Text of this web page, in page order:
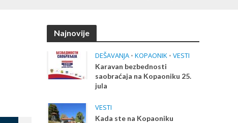
Najnovije
DEŠAVANJA • KOPAONIK • VESTI
Karavan bezbednosti
saobraćaja na Kopaoniku 25.
jula
VESTI
Kada ste na Kopaoniku